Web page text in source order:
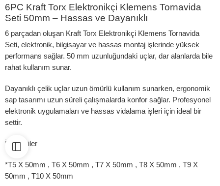
6PC Kraft Torx Elektronikçi Klemens Tornavida
Seti 50mm – Hassas ve Dayanıklı
6 parçadan oluşan Kraft Torx Elektronikçi Klemens Tornavida
Seti, elektronik, bilgisayar ve hassas montaj işlerinde yüksek
performans sağlar. 50 mm uzunluğundaki uçlar, dar alanlarda bile
rahat kullanım sunar.
Dayanıklı çelik uçlar uzun ömürlü kullanım sunarken, ergonomik
sap tasarımı uzun süreli çalışmalarda konfor sağlar. Profesyonel
elektronik uygulamaları ve hassas vidalama işleri için ideal bir
settir.
İçindekiler
*T5 X 50mm , T6 X 50mm , T7 X 50mm , T8 X 50mm , T9 X
50mm , T10 X 50mm